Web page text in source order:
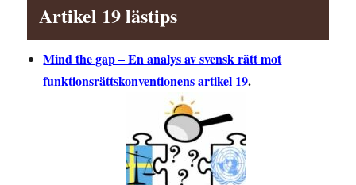
Artikel 19 lästips
Mind the gap – En analys av svensk rätt mot
funktionsrättskonventionens artikel 19.